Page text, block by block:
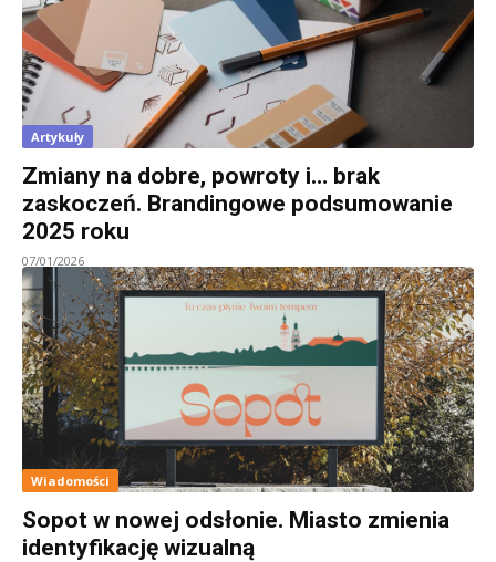
Artykuły
Zmiany na dobre, powroty i… brak
zaskoczeń. Brandingowe podsumowanie
2025 roku
07/01/2026
Wiadomości
Sopot w nowej odsłonie. Miasto zmienia
identyfikację wizualną